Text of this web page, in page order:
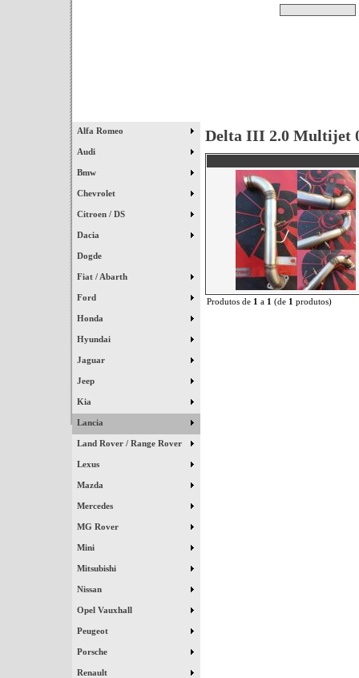
Alfa Romeo
Audi
Bmw
Chevrolet
Citroen / DS
Dacia
Dogde
Fiat / Abarth
Ford
Honda
Hyundai
Jaguar
Jeep
Kia
Lancia
Land Rover / Range Rover
Lexus
Mazda
Mercedes
MG Rover
Mini
Mitsubishi
Nissan
Opel Vauxhall
Peugeot
Porsche
Renault
Delta III 2.0 Multijet
Produtos de 1 a 1 (de 1 produtos)